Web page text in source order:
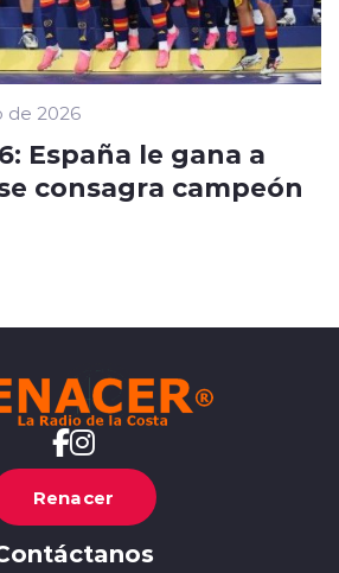
de 2026
España le gana a
consagra campeón
Renacer